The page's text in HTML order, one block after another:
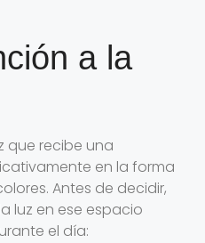
a la
que recibe una
en la forma
Antes de decidir,
luz en ese espacio
el día: